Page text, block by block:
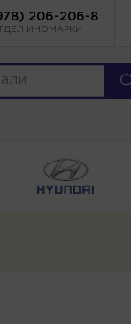
206-206-8
ИНОМАРКИ